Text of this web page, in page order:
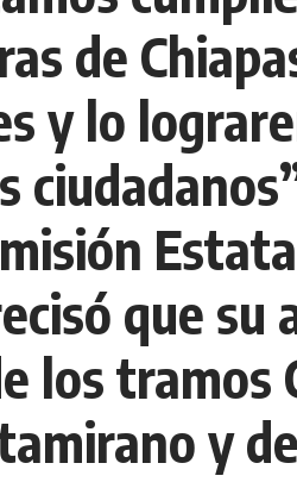
de
y lo
que su
los tramos
y